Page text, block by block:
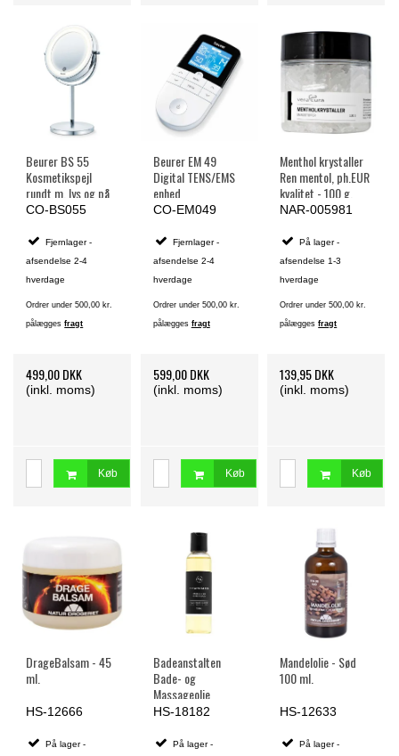
Beurer BS 55
Kosmetikspejl
rundt m. lys og på
høj fod
CO-BS055
Fjernlager -
afsendelse 2-4
hverdage
Ordrer under 500,00 kr.
pålæggesfragt
499,00 DKK
(inkl. moms)
Køb
Beurer EM 49
Digital TENS/EMS
enhed
CO-EM049
Fjernlager -
afsendelse 2-4
hverdage
Ordrer under 500,00 kr.
pålægges fragt
599,00 DKK
(inkl. moms)
Køb
Menthol krystaller
Ren mentol, ph.EUR
kvalitet - 100 g.
NAR-005981
På lager -
afsendelse 1-3
hverdage
Ordrer under 500,00 kr.
pålæggesfragt
139,95 DKK
(inkl. moms)
Køb
DrageBalsam - 45
ml.
HS-12666
På lager -
Badeanstalten
Bade- og
Massageolie
Stimulerende
HS-18182
På lager -
Mandelolie - Sød
100 ml.
HS-12633
På lager -